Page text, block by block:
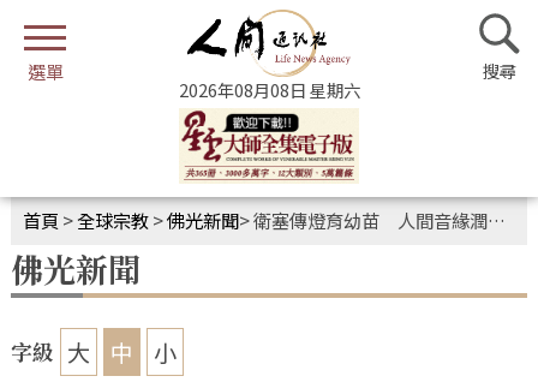
2026年08月08日 星期六
首頁 >全球宗教>佛光新聞>衛塞傳燈育幼苗 人間音緣潤心田
佛光新聞
字級 大 中 小